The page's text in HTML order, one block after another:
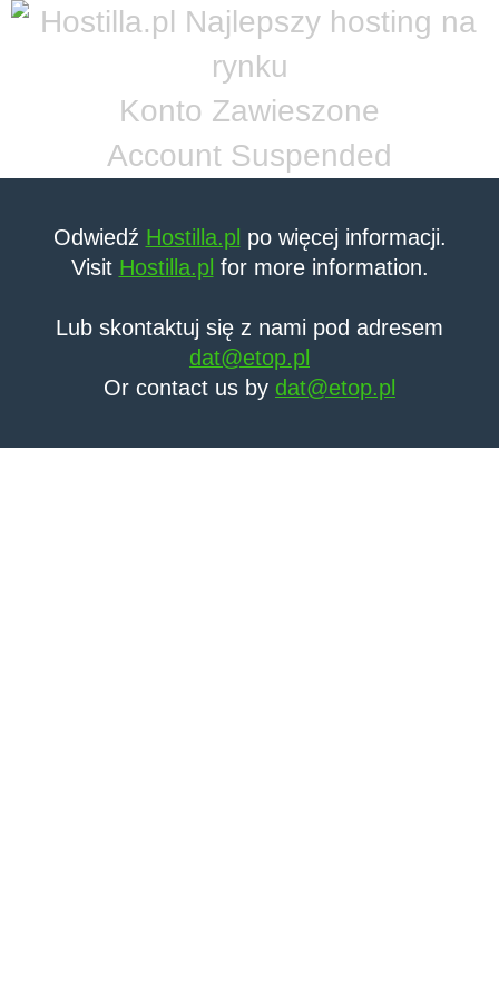
Konto Zawieszone
Account Suspended
Odwiedź Hostilla.pl po więcej informacji.
Visit Hostilla.pl for more information.
Lub skontaktuj się z nami pod adresem
dat@etop.pl
Or contact us by dat@etop.pl